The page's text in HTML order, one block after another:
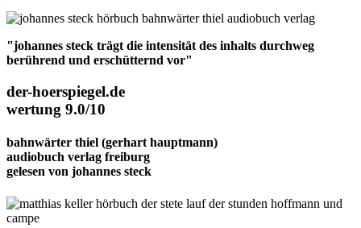
"johannes steck trägt die intensität des inhalts durchweg
berührend und erschütternd vor"
der-hoerspiegel.de
wertung 9.0/10
bahnwärter thiel (gerhart hauptmann)
audiobuch verlag freiburg
gelesen von johannes steck